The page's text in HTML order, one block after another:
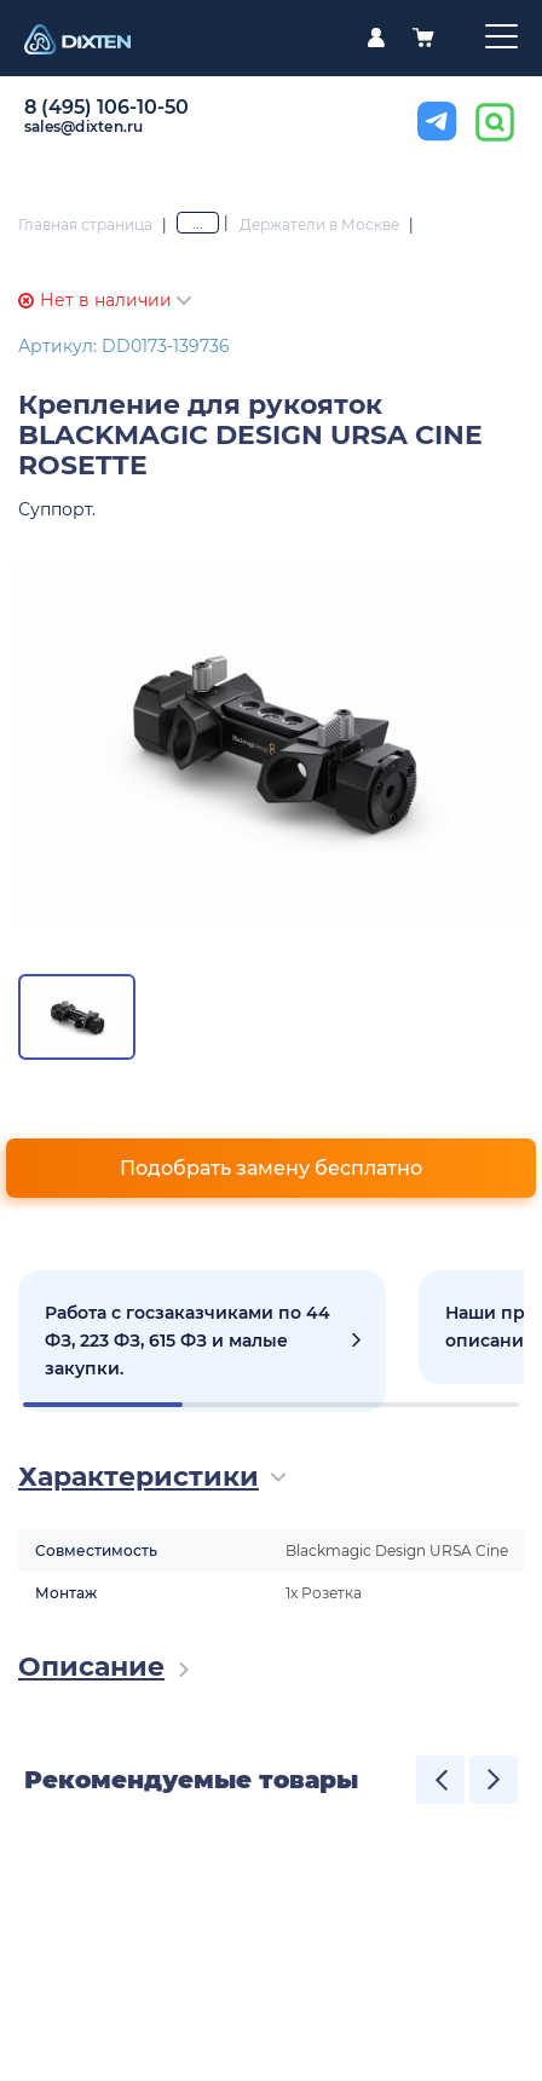
8 (495) 106-10-50
sales@dixten.ru
Главная страница | ... Держатели в Москве |
Нет в наличии
Артикул: DD0173-139736
Крепление для рукояток
BLACKMAGIC DESIGN URSA CINE
ROSETTE
Суппорт.
Подобрать замену бесплатно
Работа с госзаказчиками по 44
ФЗ, 223 ФЗ, 615 ФЗ и малые
закупки.
Наши
Характеристики
Совместимость Blackmagic Design URSA Cine
Монтаж 1x Розетка
Описание
Рекомендуемые товары